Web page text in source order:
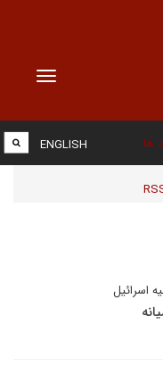
Toggle
ها ENGLISH
اسرائیل